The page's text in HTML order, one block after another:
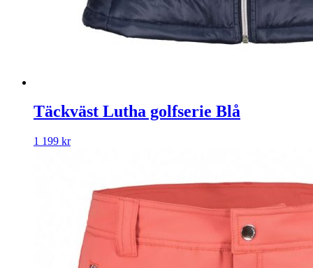
Täckväst Lutha golfserie Blå
1 199 kr